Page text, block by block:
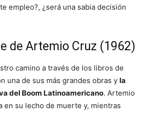
empleo?, ¿será una sabia decisión
de Artemio Cruz (1962)
camino a través de los libros de
una de sus más grandes obras y la
del Boom Latinoamericano. Artemio
en su lecho de muerte y, mientras